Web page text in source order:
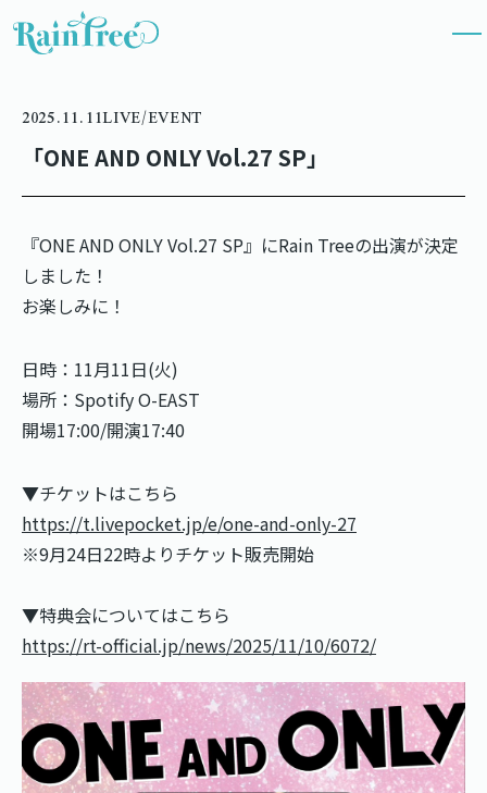
2025.11.11LIVE/EVENT
「ONE AND ONLY Vol.27 SP」
『ONE AND ONLY Vol.27 SP』にRain Treeの出演が決定
しました！
お楽しみに！
日時：11月11日(火)
場所：Spotify O-EAST
開場17:00/開演17:40
▼チケットはこちら
https://t.livepocket.jp/e/one-and-only-27
※9月24日22時よりチケット販売開始
▼特典会についてはこちら
https://rt-official.jp/news/2025/11/10/6072/